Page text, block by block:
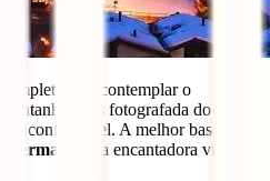
sem contemplar o
mais fotografada do
inconfundível. A melhor base para
Zermatt
, uma encantadora vila